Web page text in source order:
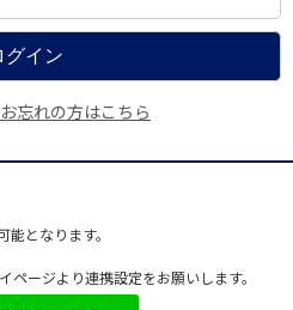
忘れの方はこちら
となります。
ージより連携設定をお願いします。